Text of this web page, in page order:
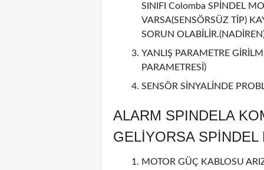
SINIFI Colomba SPİNDEL
VARSA(SENSÖRSÜZ TİP)
SORUN
YANLIŞ PARAMETRE
PARAMETRESİ)
SENSÖR SİNYALİNDE
ALARM SPINDELA
GELİYORSA SPİNDEL
MOTOR GÜÇ KABLOSU